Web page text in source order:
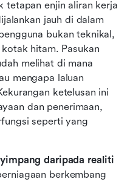
tetapan enjin aliran kerja
jauh di dalam
bukan teknikal,
hitam. Pasukan
melihat di mana
mengapa laluan
ketelusan ini
dan penerimaan,
seperti yang
daripada realiti
berkembang